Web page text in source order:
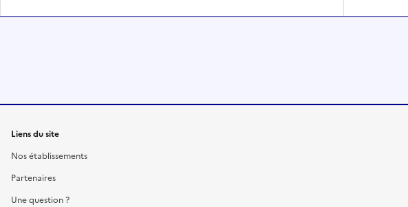
Liens du site
Nos établissements
Partenaires
Une question ?